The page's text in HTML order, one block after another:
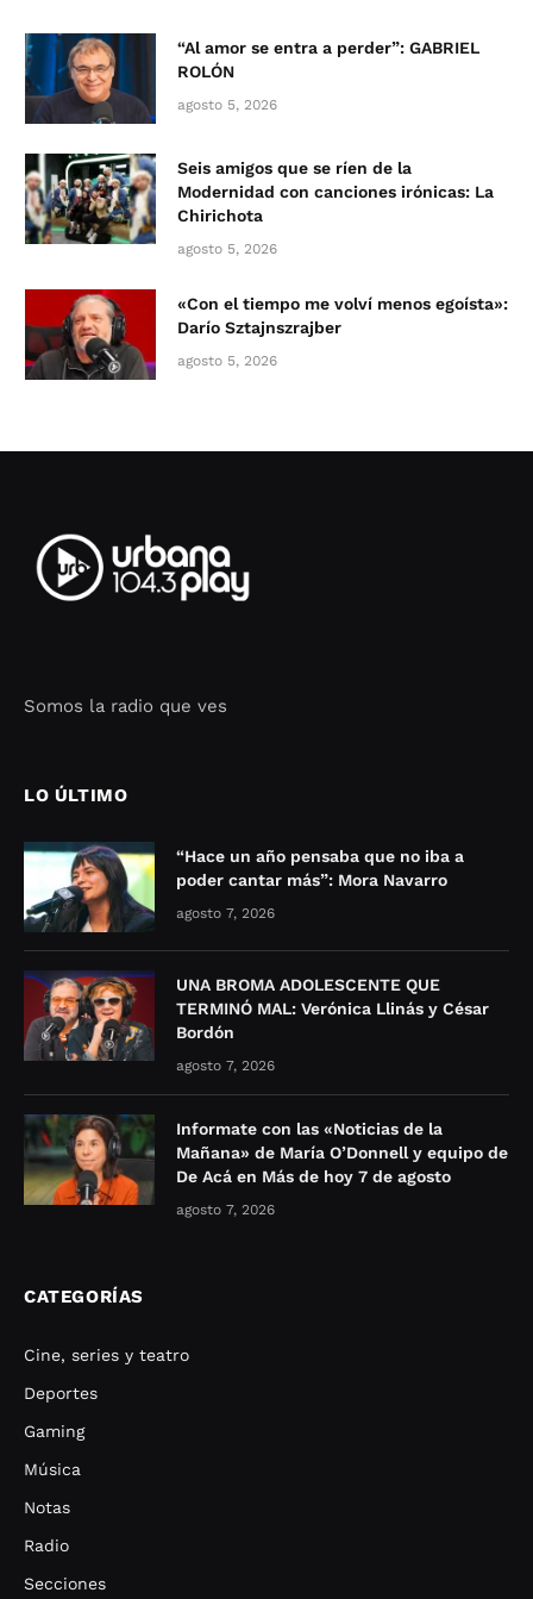
“Al amor se entra a perder”: GABRIEL
ROLÓN
agosto 5, 2026
Seis amigos que se ríen de la
Modernidad con canciones irónicas: La
Chirichota
agosto 5, 2026
«Con el tiempo me volví menos egoísta»:
Darío Sztajnszrajber
agosto 5, 2026
Somos la radio que ves
LO ÚLTIMO
“Hace un año pensaba que no iba a
poder cantar más”: Mora Navarro
agosto 7, 2026
UNA BROMA ADOLESCENTE QUE
TERMINÓ MAL: Verónica Llinás y César
Bordón
agosto 7, 2026
Informate con las «Noticias de la
Mañana» de María O’Donnell y equipo de
De Acá en Más de hoy 7 de agosto
agosto 7, 2026
CATEGORÍAS
Cine, series y teatro
Deportes
Gaming
Música
Notas
Radio
Secciones